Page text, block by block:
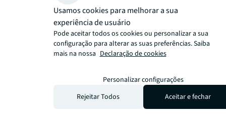
concentrado no Norte
Liderança em hotéis 5 estrelas
Norte de Portugal
Portfólio emblemáticode projetos
estruturantes em comercialização
excelência em apenas 2 meses
Protagonismona transformação urbana
Usamos cookies para melhorar a sua
experiência de usuário
Pode aceitar todos os cookies ou personalizar a sua
configuração para alterar as suas preferências. Saiba
mais na nossa Declaração de cookies
Personalizar configurações
Rejeitar Todos
Aceitar e fechar